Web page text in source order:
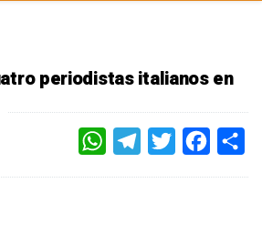
periodistas italianos en
WHATSAPPTELEGRAMTWITTER